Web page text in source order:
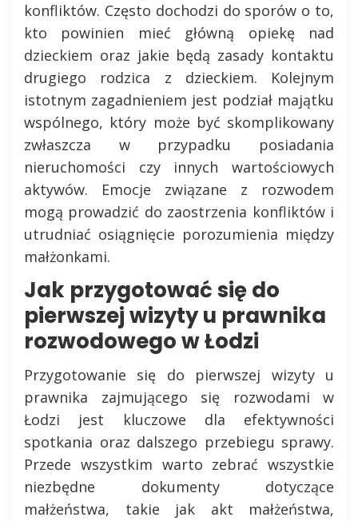
konfliktów. Często dochodzi do sporów o to,
kto powinien mieć główną opiekę nad
dzieckiem oraz jakie będą zasady kontaktu
drugiego rodzica z dzieckiem. Kolejnym
istotnym zagadnieniem jest podział majątku
wspólnego, który może być skomplikowany
zwłaszcza w przypadku posiadania
nieruchomości czy innych wartościowych
aktywów. Emocje związane z rozwodem
mogą prowadzić do zaostrzenia konfliktów i
utrudniać osiągnięcie porozumienia między
małżonkami.
Jak przygotować się do
pierwszej wizyty u prawnika
rozwodowego w Łodzi
Przygotowanie się do pierwszej wizyty u
prawnika zajmującego się rozwodami w
Łodzi jest kluczowe dla efektywności
spotkania oraz dalszego przebiegu sprawy.
Przede wszystkim warto zebrać wszystkie
niezbędne dokumenty dotyczące
małżeństwa, takie jak akt małżeństwa,